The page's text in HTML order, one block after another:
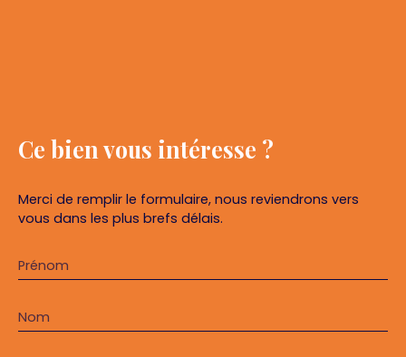
Ce bienvous intéresse ?
Merci de remplir le formulaire, nous reviendrons vers
vous dans les plus brefs délais.
Prénom
Nom